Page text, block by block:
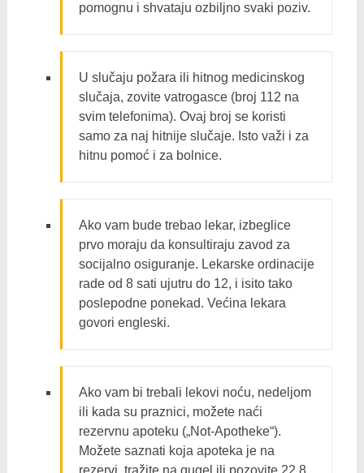
pomognu i shvataju ozbiljno svaki poziv.
U slučaju požara ili hitnog medicinskog
slučaja, zovite vatrogasce (broj 112 na
svim telefonima). Ovaj broj se koristi
samo za naj hitnije slučaje. Isto važi i za
hitnu pomoć i za bolnice.
Ako vam bude trebao lekar, izbeglice
prvo moraju da konsultiraju zavod za
socijalno osiguranjе. Lekarske ordinacije
rade od 8 sati ujutru do 12, i isito tako
poslepodne ponekad. Većina lekara
govori engleski.
Ako vam bi trebali lekovi noću, nedeljom
ili kada su praznici, možete naći
rezervnu apoteku („Not-Apotheke“).
Možete saznati koja apoteka je na
rezervi, tražite na gugel ili pozovite 22 8